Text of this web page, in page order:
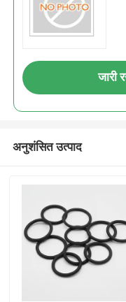
जारी
अनुशंसित उत्पाद